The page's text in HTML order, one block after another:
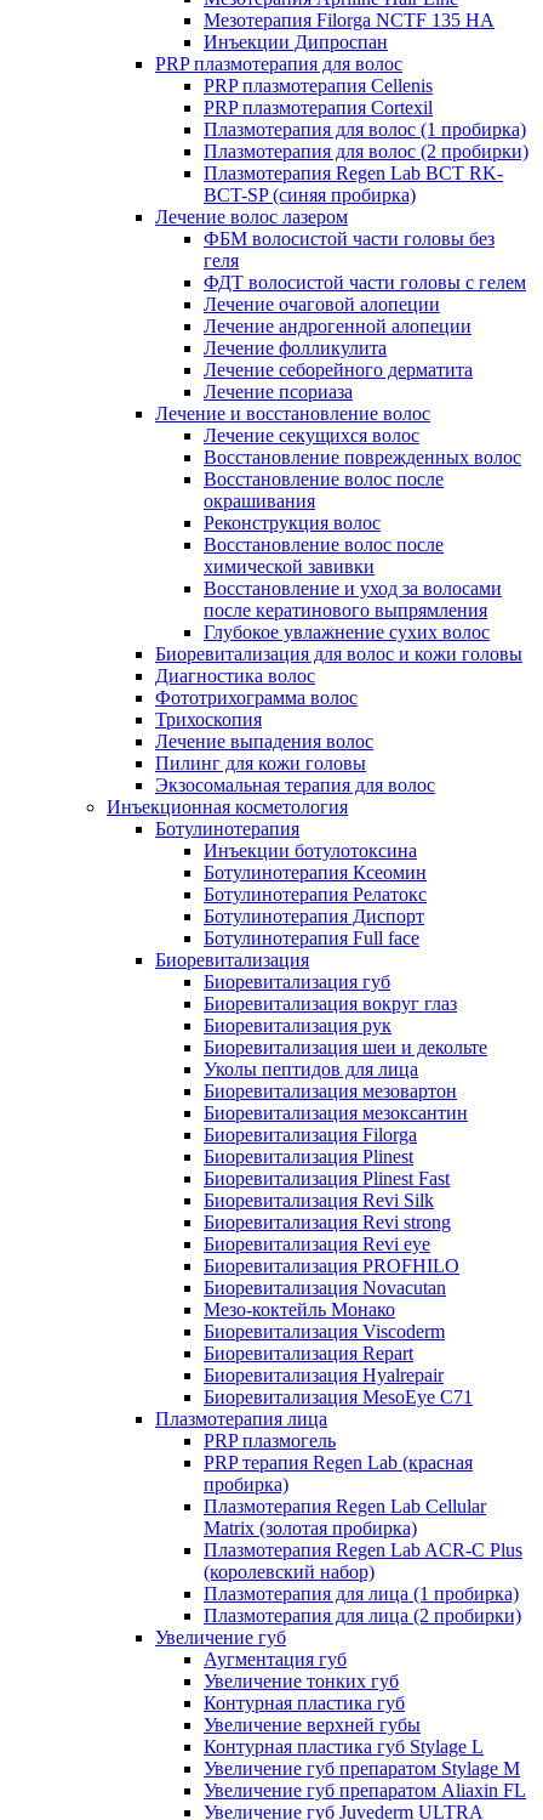
Мезотерапия Filorga NCTF 135 HA
Инъекции Дипроспан
PRP плазмотерапия для волос
PRP плазмотерапия Cellenis
PRP плазмотерапия Cortexil
Плазмотерапия для волос (1 пробирка)
Плазмотерапия для волос (2 пробирки)
Плазмотерапия Regen Lab BCT RK-
BCT-SP (синяя пробирка)
Лечение волос лазером
ФБМ волосистой части головы без
геля
ФДТ волосистой части головы с гелем
Лечение очаговой алопеции
Лечение андрогенной алопеции
Лечение фолликулита
Лечение себорейного дерматита
Лечение псориаза
Лечение и восстановление волос
Лечение секущихся волос
Восстановление поврежденных волос
Восстановление волос после
окрашивания
Реконструкция волос
Восстановление волос после
химической завивки
Восстановление и уход за волосами
после кератинового выпрямления
Глубокое увлажнение сухих волос
Биоревитализация для волос и кожи головы
Диагностика волос
Фототрихограмма волос
Трихоскопия
Лечение выпадения волос
Пилинг для кожи головы
Экзосомальная терапия для волос
Инъекционная косметология
Ботулинотерапия
Инъекции ботулотоксина
Ботулинотерапия Ксеомин
Ботулинотерапия Релатокс
Ботулинотерапия Диспорт
Ботулинотерапия Full face
Биоревитализация
Биоревитализация губ
Биоревитализация вокруг глаз
Биоревитализация рук
Биоревитализация шеи и декольте
Уколы пептидов для лица
Биоревитализация мезовартон
Биоревитализация мезоксантин
Биоревитализация Filorga
Биоревитализация Plinest
Биоревитализация Plinest Fast
Биоревитализация Revi Silk
Биоревитализация Revi strong
Биоревитализация Revi eye
Биоревитализация PROFHILO
Биоревитализация Novacutan
Мезо-коктейль Монако
Биоревитализация Viscoderm
Биоревитализация Repart
Биоревитализация Hyalrepair
Биоревитализация MesoEye C71
Плазмотерапия лица
PRP плазмогель
PRP терапия Regen Lab (красная
пробирка)
Плазмотерапия Regen Lab Cellular
Matrix (золотая пробирка)
Плазмотерапия Regen Lab ACR-C Plus
(королевский набор)
Плазмотерапия для лица (1 пробирка)
Плазмотерапия для лица (2 пробирки)
Увеличение губ
Аугментация губ
Увеличение тонких губ
Контурная пластика губ
Увеличение верхней губы
Контурная пластика губ Stylage L
Увеличение губ препаратом Stylage M
Увеличение губ препаратом Aliaxin FL
Увеличение губ Juvederm ULTRA